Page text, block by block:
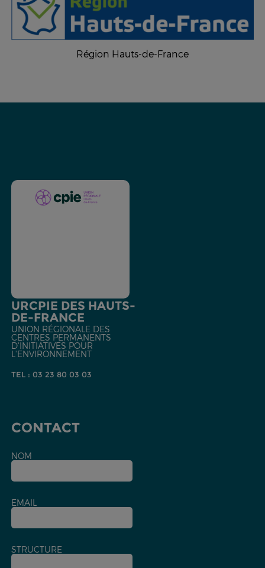
Région Hauts-de-France
URCPIE DES HAUTS-
DE-FRANCE
UNION RÉGIONALE DES
CENTRES PERMANENTS
D'INITIATIVES POUR
L'ENVIRONNEMENT
TEL : 03 23 80 03 03
CONTACT
NOM
EMAIL
STRUCTURE